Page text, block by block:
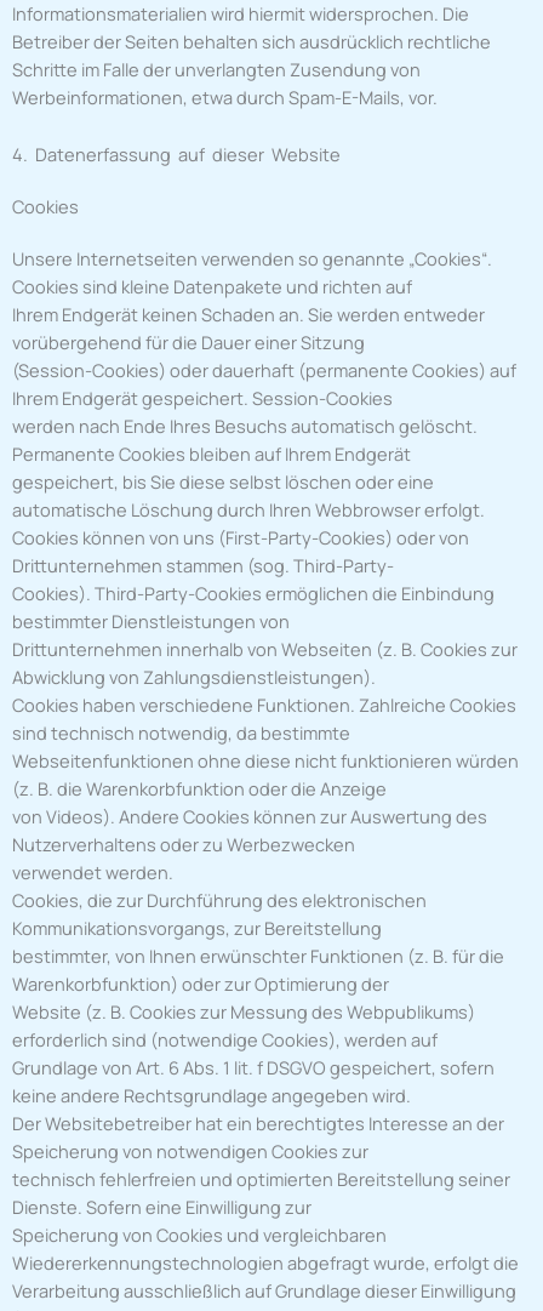
Informationsmaterialien wird hiermit widersprochen. Die
Betreiber der Seiten behalten sich ausdrücklich rechtliche
Schritte im Falle der unverlangten Zusendung von
Werbeinformationen, etwa durch Spam-E-Mails, vor.
4. Datenerfassung auf dieser Website
Cookies
Unsere Internetseiten verwenden so genannte „Cookies“.
Cookies sind kleine Datenpakete und richten auf
Ihrem Endgerät keinen Schaden an. Sie werden entweder
vorübergehend für die Dauer einer Sitzung
(Session-Cookies) oder dauerhaft (permanente Cookies) auf
Ihrem Endgerät gespeichert. Session-Cookies
werden nach Ende Ihres Besuchs automatisch gelöscht.
Permanente Cookies bleiben auf Ihrem Endgerät
gespeichert, bis Sie diese selbst löschen oder eine
automatische Löschung durch Ihren Webbrowser erfolgt.
Cookies können von uns (First-Party-Cookies) oder von
Drittunternehmen stammen (sog. Third-Party-
Cookies). Third-Party-Cookies ermöglichen die Einbindung
bestimmter Dienstleistungen von
Drittunternehmen innerhalb von Webseiten (z. B. Cookies zur
Abwicklung von Zahlungsdienstleistungen).
Cookies haben verschiedene Funktionen. Zahlreiche Cookies
sind technisch notwendig, da bestimmte
Webseitenfunktionen ohne diese nicht funktionieren würden
(z. B. die Warenkorbfunktion oder die Anzeige
von Videos). Andere Cookies können zur Auswertung des
Nutzerverhaltens oder zu Werbezwecken
verwendet werden.
Cookies, die zur Durchführung des elektronischen
Kommunikationsvorgangs, zur Bereitstellung
bestimmter, von Ihnen erwünschter Funktionen (z. B. für die
Warenkorbfunktion) oder zur Optimierung der
Website (z. B. Cookies zur Messung des Webpublikums)
erforderlich sind (notwendige Cookies), werden auf
Grundlage von Art. 6 Abs. 1 lit. f DSGVO gespeichert, sofern
keine andere Rechtsgrundlage angegeben wird.
Der Websitebetreiber hat ein berechtigtes Interesse an der
Speicherung von notwendigen Cookies zur
technisch fehlerfreien und optimierten Bereitstellung seiner
Dienste. Sofern eine Einwilligung zur
Speicherung von Cookies und vergleichbaren
Wiedererkennungstechnologien abgefragt wurde, erfolgt die
Verarbeitung ausschließlich auf Grundlage dieser Einwilligung